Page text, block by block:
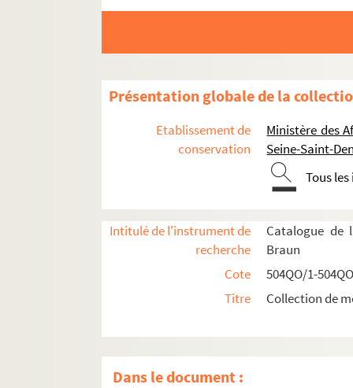
Présentation globale de la
Etablissement de
conservation
Ministère des
Seine-Saint-
Tous
Intitulé de l'instrument de
recherche
Catalogue de
Braun
Cote
504QO/1-
Titre
Collection de
Dans le document :
Réceptions données par ou pour les
Réceptions et voyages présidentiels
Voyages étrangers en France
Expositions en France et à l'étranger
504QO/18. Expositions
Comité français des expositions
Exposition en Autriche
Expositions en Belgique
Programme du banquet offert le 2